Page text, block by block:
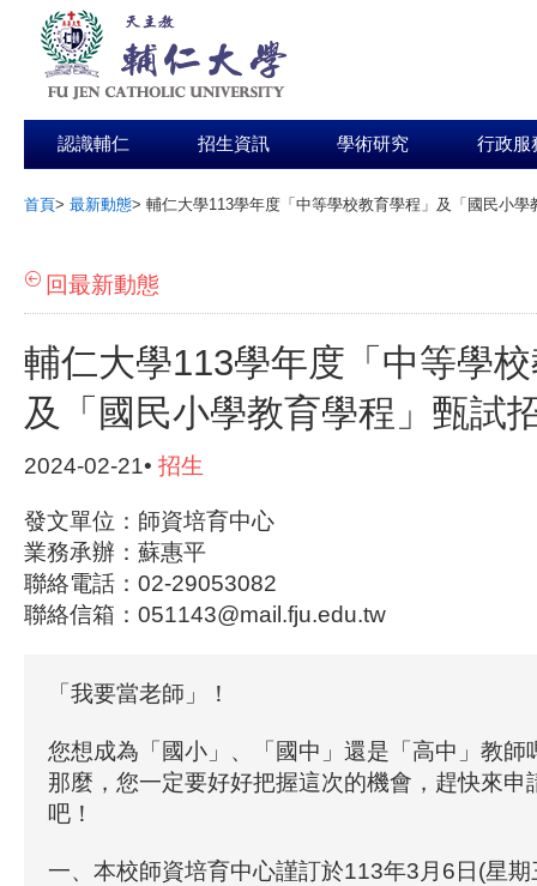
認識輔仁 招生資訊 學術研究 行政服
首頁> 最新動態> 輔仁大學113學年度「中等學校教育學程」及「國民小學
回最新動態
輔仁大學113學年度「中等學
及「國民小學教育學程」甄試
2024-02-21• 招生
發文單位：師資培育中心
業務承辦：蘇惠平
聯絡電話：02-29053082
聯絡信箱：051143@mail.fju.edu.tw
「我要當老師」！
您想成為「國小」、「國中」還是「高中」教師
那麼，您一定要好好把握這次的機會，趕快來申
吧！
一、本校師資培育中心謹訂於113年3月6日(星